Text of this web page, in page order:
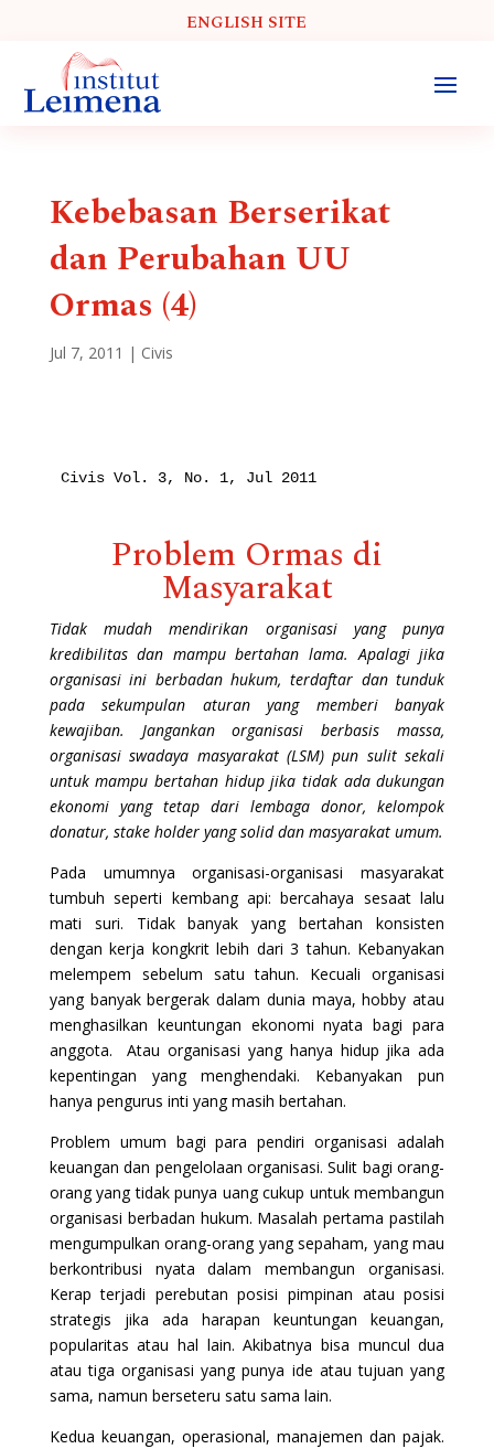
ENGLISH SITE
Kebebasan Berserikat
dan Perubahan UU
Ormas (4)
Jul 7, 2011 | Civis
Civis Vol. 3, No. 1, Jul 2011
Problem Ormas di
Masyarakat
Tidak mudah mendirikan organisasi yang punya
kredibilitas dan mampu bertahan lama. Apalagi jika
organisasi ini berbadan hukum, terdaftar dan tunduk
pada sekumpulan aturan yang memberi banyak
kewajiban. Jangankan organisasi berbasis massa,
organisasi swadaya masyarakat (LSM) pun sulit sekali
untuk mampu bertahan hidup jika tidak ada dukungan
ekonomi yang tetap dari lembaga donor, kelompok
donatur, stake holder yang solid dan masyarakat umum.
Pada umumnya organisasi-organisasi masyarakat
tumbuh seperti kembang api: bercahaya sesaat lalu
mati suri. Tidak banyak yang bertahan konsisten
dengan kerja kongkrit lebih dari 3 tahun. Kebanyakan
melempem sebelum satu tahun. Kecuali organisasi
yang banyak bergerak dalam dunia maya, hobby atau
menghasilkan keuntungan ekonomi nyata bagi para
anggota. Atau organisasi yang hanya hidup jika ada
kepentingan yang menghendaki. Kebanyakan pun
hanya pengurus inti yang masih bertahan.
Problem umum bagi para pendiri organisasi adalah
keuangan dan pengelolaan organisasi. Sulit bagi orang-
orang yang tidak punya uang cukup untuk membangun
organisasi berbadan hukum. Masalah pertama pastilah
mengumpulkan orang-orang yang sepaham, yang mau
berkontribusi nyata dalam membangun organisasi.
Kerap terjadi perebutan posisi pimpinan atau posisi
strategis jika ada harapan keuntungan keuangan,
popularitas atau hal lain. Akibatnya bisa muncul dua
atau tiga organisasi yang punya ide atau tujuan yang
sama, namun berseteru satu sama lain.
Kedua keuangan, operasional, manajemen dan pajak.